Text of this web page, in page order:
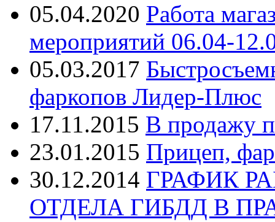
05.04.2020 Работа
мероприятий 06.04-
05.03.2017
фаркопов Лидер-Плюс
17.11.2015 В продажу
23.01.2015 Прицеп,
30.12.2014 ГРАФИК
ОТДЕЛА ГИБДД В